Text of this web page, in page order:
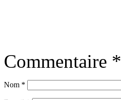
Commentaire *
Nom *